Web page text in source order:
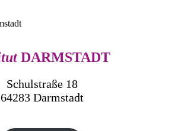
DARMSTADT
Schulstraße 18
64283 Darmstadt